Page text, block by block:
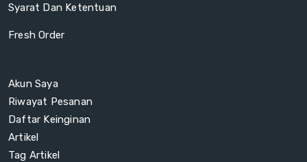
Syarat Dan Ketentuan
Fresh Order
Akun Saya
Riwayat Pesanan
Daftar Keinginan
Artikel
Tag Artikel